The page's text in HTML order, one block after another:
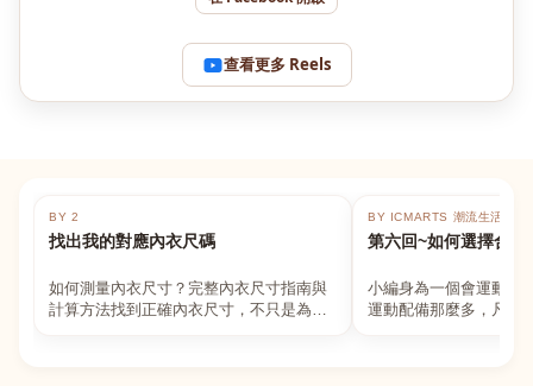
查看更多 Reels
BY 2
找出我的對應內衣尺碼
如何測量內衣尺寸？完整內衣尺寸指南與
計算方法找到正確內衣尺寸，不只是為了
BY ICMARTS 潮流生活百貨
第六回~如何選擇合適
小編身為一個會運動的
運動配備那麼多，凡舉